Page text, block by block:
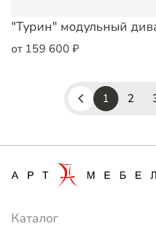
"Турин" модульный
от 159 600 ₽
1 2
Каталог